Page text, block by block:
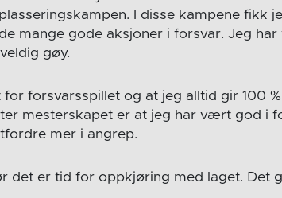
I disse kampene fikk
mange gode aksjoner i forsvar. Jeg
gøy.
forsvarsspillet og at jeg alltid gir 100
mesterskapet er at jeg har vært god i
mer i angrep.
det er tid for oppkjøring med laget. Det